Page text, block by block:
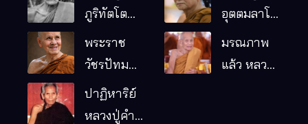
ภูริทัตโต
ผู้เป็นบิดา
รมฐาน
อุตตมลาโภ
หมากอื๋อ
พระราช
วัชรปัทม
คุณ (หลวง
ปู่บัวเกตุ
มรณภาพ
แล้ว หลวง
ปาฏิหาริย์
หลวงปู่คำ